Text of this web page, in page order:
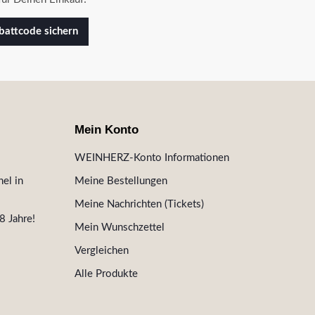
sichern
in
Jahre!
Mein Konto
WEINHERZ-Konto Informationen
Meine Bestellungen
Meine Nachrichten (Tickets)
Mein Wunschzettel
Vergleichen
Alle Produkte